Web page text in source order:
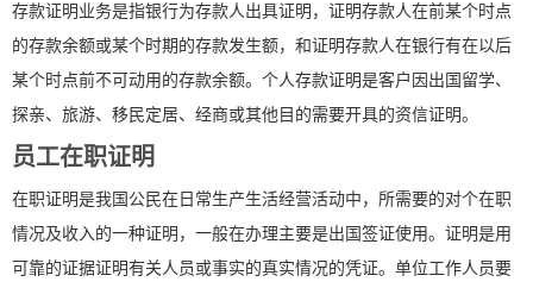
存款证明业务是指银行为存款人出具证明，证明存款人在前某个时点
的存款余额或某个时期的存款发生额，和证明存款人在银行有在以后
某个时点前不可动用的存款余额。个人存款证明是客户因出国留学、
探亲、旅游、移民定居、经商或其他目的需要开具的资信证明。
员工在职证明
在职证明是我国公民在日常生产生活经营活动中，所需要的对个在职
情况及收入的一种证明，一般在办理主要是出国签证使用。证明是用
可靠的证据证明有关人员或事实的真实情况的凭证。单位工作人员要